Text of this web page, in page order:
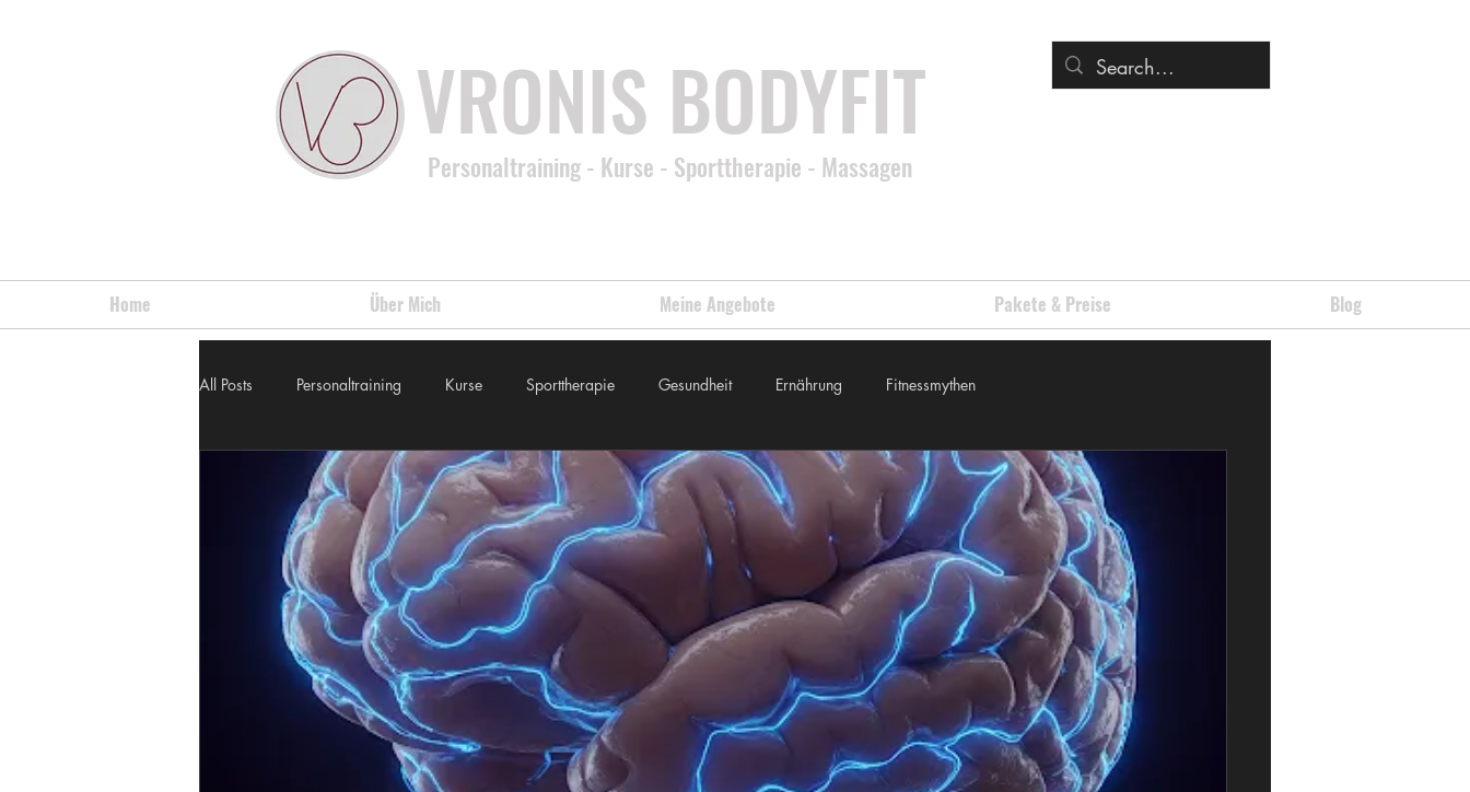
VRONIS BODYFIT
Personaltraining - Kurse - Sporttherapie - Massagen
Home Über Mich Meine Angebote Pakete & Preise Blog
All Posts Personaltraining Kurse Sporttherapie Gesundheit Ernährung Fitnessmythen